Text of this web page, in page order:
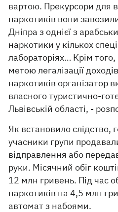
вартою. Прекурсори для
наркотиків вони
Дніпра з однієї з
наркотики у кількох
лабораторіях… Крім
метою легалізації
наркотиків організатор
власного туристично-
Львівській області, -
Як встановило слідство,
учасники групи
відправлення або
руки. Місячний обіг
12 млн гривень. Під час
наркотиків на 4,5 млн
автомат з набоями.